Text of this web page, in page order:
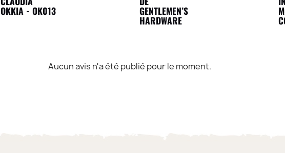
OKKIA - OK013 GENTLEMEN’S
HARDWARE
Aucun avis n'a été publié pour le moment.